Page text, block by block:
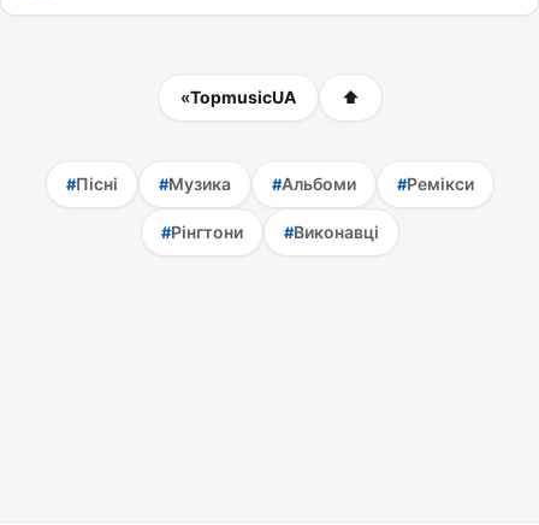
«TopmusicUA ⬆
Пісні Музика Альбоми Ремікси
Рінгтони Виконавці